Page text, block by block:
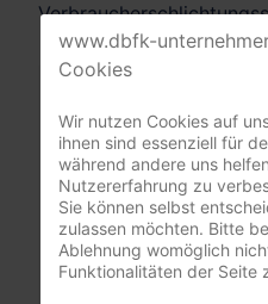
nur registrierte
(DBfK Nordwest +
Benutzername
www.dbfk-
Cookies
Wir nutzen Cookies auf
ihnen sind essenziell für
während andere uns
Nutzererfahrung zu
Sie können selbst
zulassen möchten. Bitte
Ablehnung womöglich
Funktionalitäten der Seite